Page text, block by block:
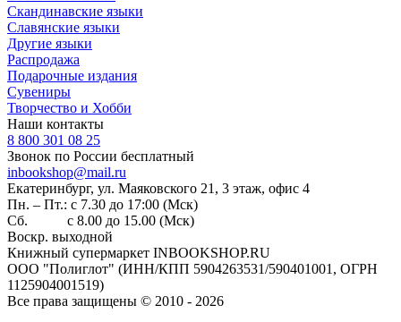
Скандинавские языки
Славянские языки
Другие языки
Распродажа
Подарочные издания
Сувениры
Творчество и Хобби
Наши контакты
8 800 301 08 25
Звонок по России бесплатный
inbookshop@mail.ru
Екатеринбург, ул. Маяковского 21, 3 этаж, офис 4
Пн. – Пт.: с 7.30 до 17:00 (Мск)
Сб. с 8.00 до 15.00 (Мск)
Воскр. выходной
Книжный супермаркет INBOOKSHOP.RU
ООО "Полиглот" (ИНН/КПП 5904263531/590401001, ОГРН
1125904001519)
Все права защищены © 2010 - 2026